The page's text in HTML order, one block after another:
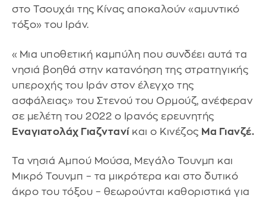
στο Τσουχάι της Κίνας αποκαλούν «αμυντικό
τόξο» του Ιράν.
«Μια υποθετική καμπύλη που συνδέει αυτά τα
νησιά βοηθά στην κατανόηση της στρατηγικής
υπεροχής του Ιράν στον έλεγχο της
ασφάλειας» του Στενού του Ορμούζ, ανέφεραν
σε μελέτη του 2022 ο Ιρανός ερευνητής
Εναγιατολάχ Γιαζντανίκαι ο Κινέζος Μα Γιανζέ.
Τα νησιά Αμπού Μούσα, Μεγάλο Τουνμπ και
Μικρό Τουνμπ – τα μικρότερα και στο δυτικό
άκρο του τόξου – θεωρούνται καθοριστικά για